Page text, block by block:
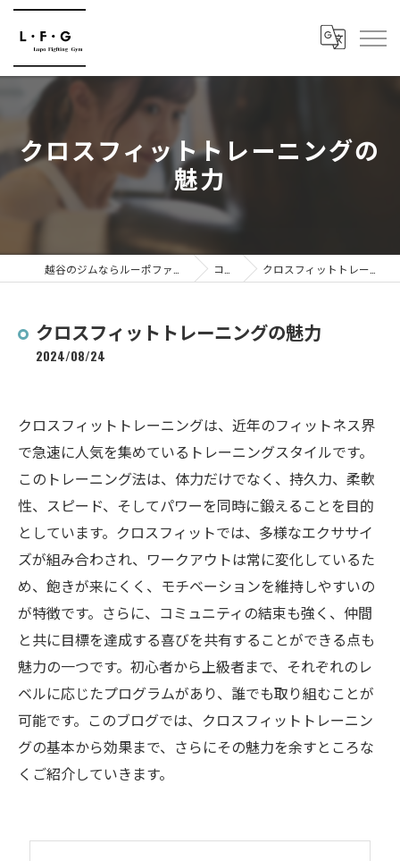
クロスフィットトレーニングの
魅力
コラム クロスフィットトレーニングの魅力
クロスフィットトレーニングの魅力
2024/08/24
クロスフィットトレーニングは、近年のフィットネス界
で急速に人気を集めているトレーニングスタイルです。
このトレーニング法は、体力だけでなく、持久力、柔軟
性、スピード、そしてパワーを同時に鍛えることを目的
としています。クロスフィットでは、多様なエクササイ
ズが組み合わされ、ワークアウトは常に変化しているた
め、飽きが来にくく、モチベーションを維持しやすいの
が特徴です。さらに、コミュニティの結束も強く、仲間
と共に目標を達成する喜びを共有することができる点も
魅力の一つです。初心者から上級者まで、それぞれのレ
ベルに応じたプログラムがあり、誰でも取り組むことが
可能です。このブログでは、クロスフィットトレーニン
グの基本から効果まで、さらにその魅力を余すところな
くご紹介していきます。